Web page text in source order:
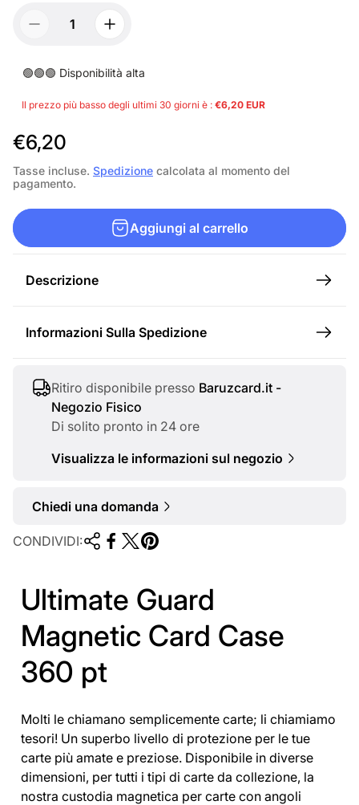
🟢🟢🟢 Disponibilità alta
Il prezzo più basso degli ultimi 30 giorni è : €6,20 EUR
P
r
e
z
z
€6,20
Tasse incluse. Spedizione calcolata al momento del
pagamento.
Aggiungi al carrello
Descrizione
Informazioni Sulla Spedizione
Ritiro disponibile presso Baruzcard.it -
Negozio Fisico
Di solito pronto in 24 ore
Visualizza le informazioni sul negozio
Chiedi una domanda
CONDIVIDI:
Ultimate Guard
Magnetic Card Case
360 pt
Molti le chiamano semplicemente carte; li chiamiamo
tesori! Un superbo livello di protezione per le tue
carte più amate e preziose. Disponibile in diverse
dimensioni, per tutti i tipi di carte da collezione, la
nostra custodia magnetica per carte con angoli